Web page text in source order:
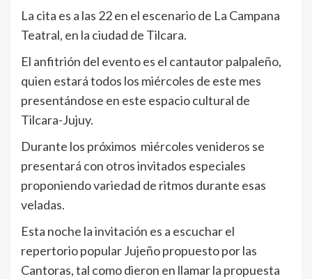
La cita es a las 22 en el escenario de La Campana
Teatral, en la ciudad de Tilcara.
El anfitrión del evento es el cantautor palpaleño,
quien estará todos los miércoles de este mes
presentándose en este espacio cultural de
Tilcara-Jujuy.
Durante los próximos miércoles venideros se
presentará con otros invitados especiales
proponiendo variedad de ritmos durante esas
veladas.
Esta noche la invitación es a escuchar el
repertorio popular Jujeño propuesto por las
Cantoras, tal como dieron en llamar la propuesta